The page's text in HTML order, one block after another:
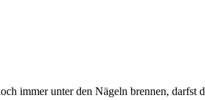
immer unter den Nägeln brennen, darfst